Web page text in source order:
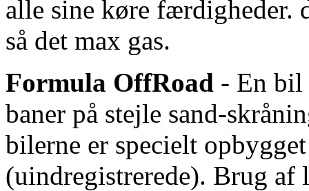
alle sine køre færdigheder.
så det max gas.
Formula OffRoad - En bil
baner på stejle sand-
bilerne er specielt
(uindregistrerede). Brug af